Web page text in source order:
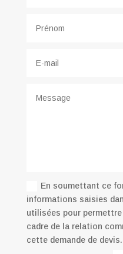
En soumettant ce
informations saisies
utilisées pour
cadre de la relation
cette demande de devis.